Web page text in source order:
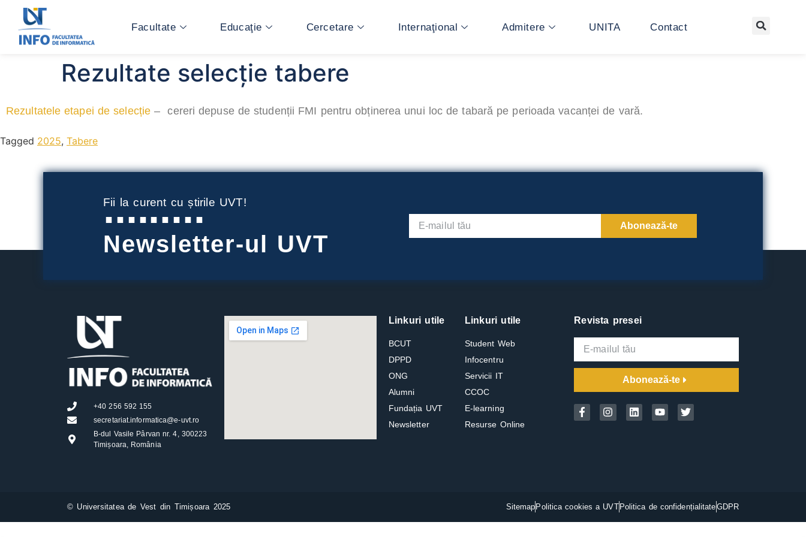
Facultate Educaţie Cercetare Internaţional Admitere UNITA Contact
Rezultate selecție tabere
Rezultatele etapei de selecție – cereri depuse de studenții FMI pentru obținerea unui loc de tabară pe perioada vacanței de vară.
Tagged 2025, Tabere
Fii la curent cu știrile UVT!
Newsletter-ul UVT
Abonează-te
+40 256 592 155
secretariat.informatica@e-uvt.ro
B-dul Vasile Pârvan nr. 4, 300223
Timișoara, România
Linkuri utile
BCUT
DPPD
ONG
Alumni
Fundația UVT
Newsletter
Linkuri utile
Student Web
Infocentru
Servicii IT
CCOC
E-learning
Resurse Online
Revista presei
Abonează-te
© Universitatea de Vest din Timișoara 2025 Sitemap Politica cookies a UVT Politica de confidențialitateGDPR